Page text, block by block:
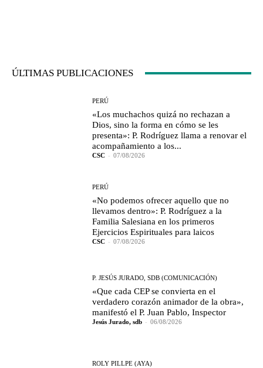
ÚLTIMAS PUBLICACIONES
PERÚ
«Los muchachos quizá no rechazan a
Dios, sino la forma en cómo se les
presenta»: P. Rodríguez llama a renovar el
acompañamiento a los...
CSC - 07/08/2026
PERÚ
«No podemos ofrecer aquello que no
llevamos dentro»: P. Rodríguez a la
Familia Salesiana en los primeros
Ejercicios Espirituales para laicos
CSC - 07/08/2026
P. JESÚS JURADO, SDB (COMUNICACIÓN)
«Que cada CEP se convierta en el
verdadero corazón animador de la obra»,
manifestó el P. Juan Pablo, Inspector
Jesús Jurado, sdb - 06/08/2026
ROLY PILLPE (AYA)